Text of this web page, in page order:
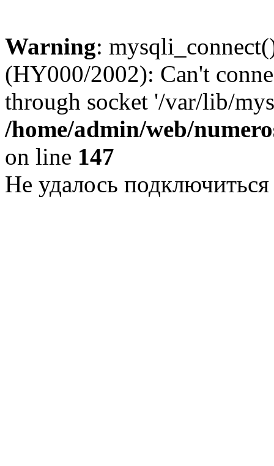
Warning:
(HY000/2002): Can't
through socket '/var/lib/
/home/admin/web/
on line 147
Не удалось